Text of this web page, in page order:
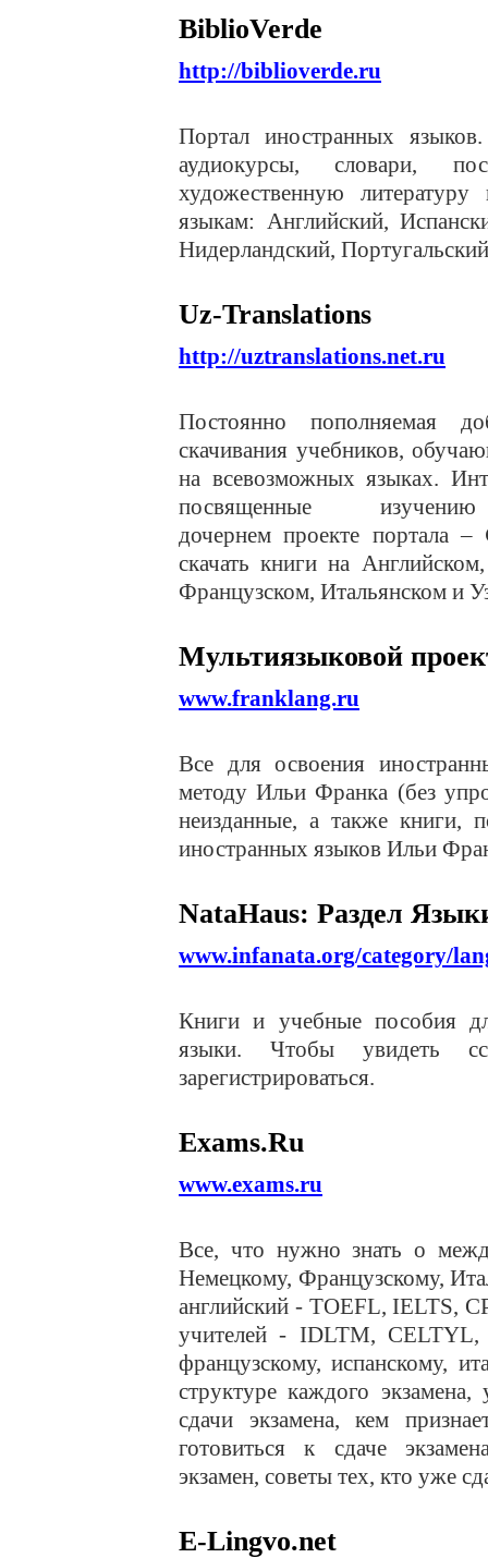
BiblioVerde
http://biblioverde.ru
Портал иностранных
аудиокурсы, словари,
художественную
языкам: Английский,
Нидерландский,
Uz-Translations
http://uztranslations.net.ru
Постоянно пополняемая
скачивания учебников,
на всевозможных языках.
посвященные
дочернем проекте портала –
скачать книги на
Французском, Итальянском и
Мультиязыковой
www.franklang.ru
Все для освоения
методу Ильи Франка (без
неизданные, а также книги,
иностранных языков Ильи
NataHaus: Раздел
www.infanata.org/category/
Книги и учебные пособия
языки. Чтобы увидеть
зарегистрироваться.
Exams.Ru
www.exams.ru
Все, что нужно знать о
Немецкому, Французскому,
английский - TOEFL, IELTS,
учителей - IDLTM,
французскому, испанскому,
структуре каждого
сдачи экзамена, кем
готовиться к сдаче
экзамен, советы тех, кто уже
E-Lingvo.net